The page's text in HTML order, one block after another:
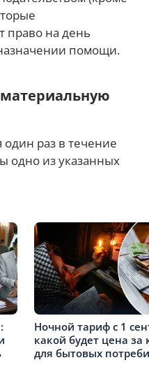
право на день
помощи.
раз в течение
одно из указанных
Ночной тариф с 1
какой будет цена за
для бытовых